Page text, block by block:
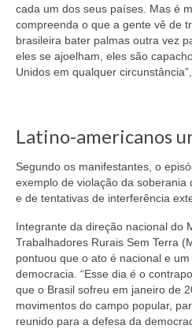
cada um dos seus países. Mas é
compreenda o que a gente vê de
brasileira bater palmas outra vez
eles se ajoelham, eles são
Unidos em qualquer
Latino-americanos
Segundo os manifestantes, o
exemplo de violação da
e de tentativas de interferência
Integrante da direção nacional do
Trabalhadores Rurais Sem Terra
pontuou que o ato é nacional e
democracia. “Esse dia é o
que o Brasil sofreu em janeiro de
movimentos do campo popular,
reunido para a defesa da